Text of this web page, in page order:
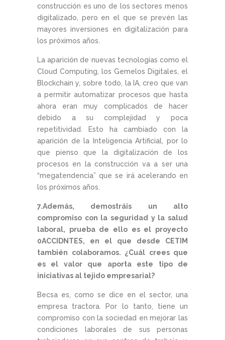
construcción es uno de los sectores menos
digitalizado, pero en el que se prevén las
mayores inversiones en digitalización para
los próximos años.
La aparición de nuevas tecnologías como el
Cloud Computing, los Gemelos Digitales, el
Blockchain y, sobre todo, la IA, creo que van
a permitir automatizar procesos que hasta
ahora eran muy complicados de hacer
debido a su complejidad y poca
repetitividad. Esto ha cambiado con la
aparición de la Inteligencia Artificial, por lo
que pienso que la digitalización de los
procesos en la construcción va a ser una
“megatendencia” que se irá acelerando en
los próximos años.
7.Además, demostráis un alto
compromiso con la seguridad y la salud
laboral, prueba de ello es el proyecto
0ACCIDNTES, en el que desde CETIM
también colaboramos. ¿Cuál crees que
es el valor que aporta este tipo de
iniciativas al tejido empresarial?
Becsa es, como se dice en el sector, una
empresa tractora. Por lo tanto, tiene un
compromiso con la sociedad en mejorar las
condiciones laborales de sus personas